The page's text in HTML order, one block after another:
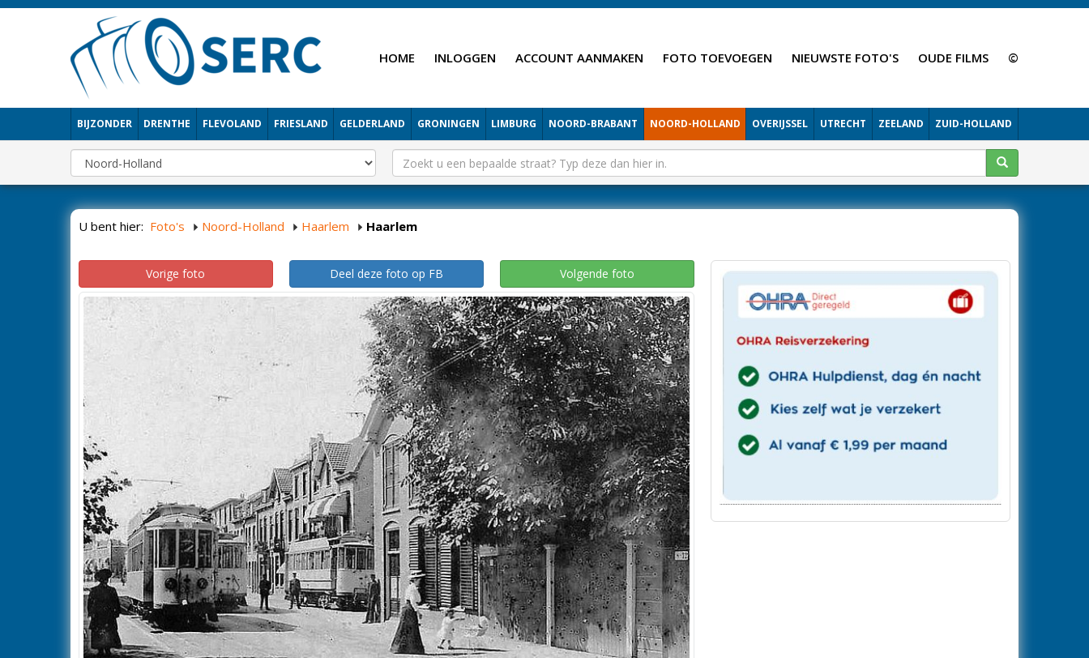
HOME INLOGGEN ACCOUNT AANMAKEN FOTO TOEVOEGEN NIEUWSTE FOTO'S OUDE FILMS ©
BIJZONDER DRENTHE FLEVOLAND FRIESLAND GELDERLAND GRONINGEN LIMBURG NOORD-BRABANT NOORD-HOLLAND OVERIJSSEL UTRECHT ZEELAND ZUID-HOLLAND
U bent hier: Foto's Noord-Holland Haarlem Haarlem
Vorige foto Deel deze foto op FB Volgende foto